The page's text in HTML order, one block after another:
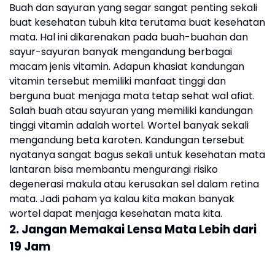
Buah dan sayuran yang segar sangat penting sekali
buat kesehatan tubuh kita terutama buat kesehatan
mata. Hal ini dikarenakan pada buah-buahan dan
sayur-sayuran banyak mengandung berbagai
macam jenis vitamin. Adapun khasiat kandungan
vitamin tersebut memiliki manfaat tinggi dan
berguna buat menjaga mata tetap sehat wal afiat.
Salah buah atau sayuran yang memiliki kandungan
tinggi vitamin adalah wortel. Wortel banyak sekali
mengandung beta karoten. Kandungan tersebut
nyatanya sangat bagus sekali untuk kesehatan mata
lantaran bisa membantu mengurangi risiko
degenerasi makula atau kerusakan sel dalam retina
mata. Jadi paham ya kalau kita makan banyak
wortel dapat menjaga kesehatan mata kita.
2. Jangan Memakai Lensa Mata Lebih dari
19 Jam